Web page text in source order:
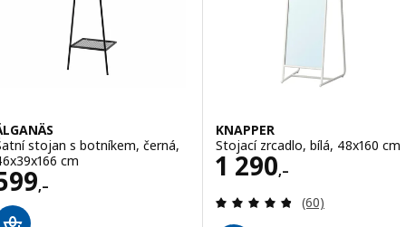
stojan s botníkem, černá,
cm
,– 599,–
KNAPPER
Stojací zrcadlo, bílá, 48x160 cm
1 290,–
Cena 1290,–
Recenze: 4.8 z
(60)